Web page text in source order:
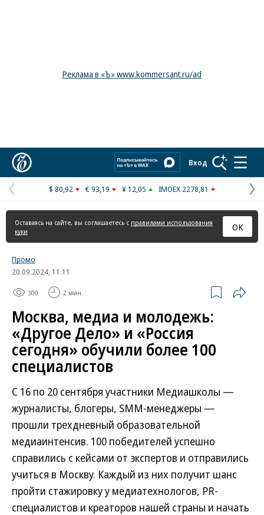
Реклама в «Ъ» www.kommersant.ru/ad
Вход
Предыдущая
страница
$ 80,92 € 93,19 ¥ 12,05 IMOEX 2278,81
Оставаясь на сайте, вы соглашаетесь с правилами использования
куки
ОК
Промо
20.09.2024, 11:11
300 2 мин.
Москва, медиа и молодежь:
«Другое Дело» и «Россия
сегодня» обучили более 100
специалистов
С 16 по 20 сентября участники Медиашколы —
журналисты, блогеры, SMM-менеджеры —
прошли трехдневный образовательной
медиаинтенсив. 100 победителей успешно
справились с кейсами от экспертов и отправились
учиться в Москву. Каждый из них получит шанс
пройти стажировку у медиатехнологов, PR-
специалистов и креаторов нашей страны и начать